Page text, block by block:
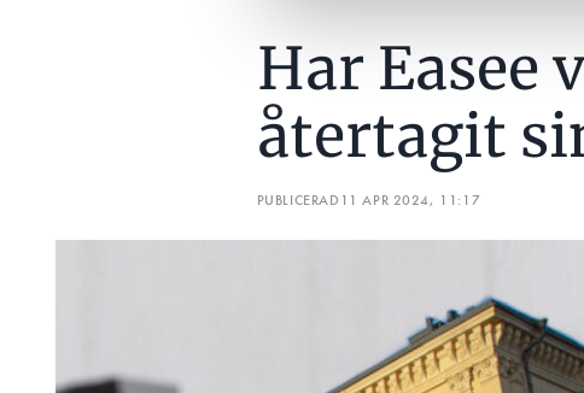
Har Easee
återtagit
PUBLICERAD 11 APR 2024, 11:17